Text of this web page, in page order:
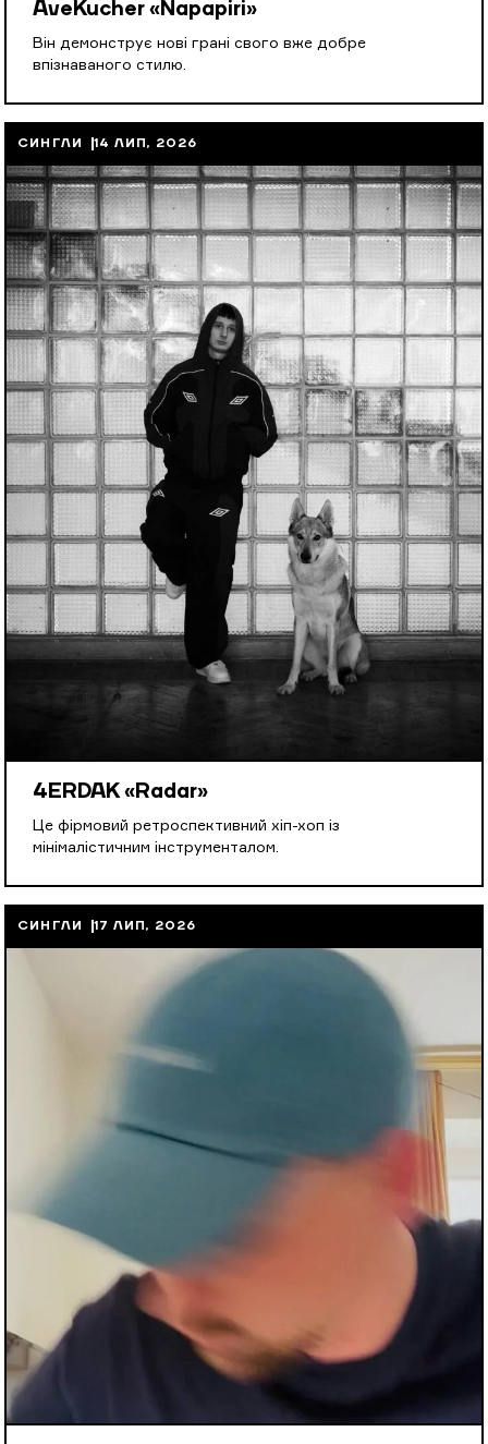
AveKucher «Napapiri»
Він демонструє нові грані свого вже добре
впізнаваного стилю.
СИНГЛИ 14 ЛИП, 2026
4ERDAK «Radar»
Це фірмовий ретроспективний хіп-хоп із
мінімалістичним інструменталом.
СИНГЛИ 17 ЛИП, 2026